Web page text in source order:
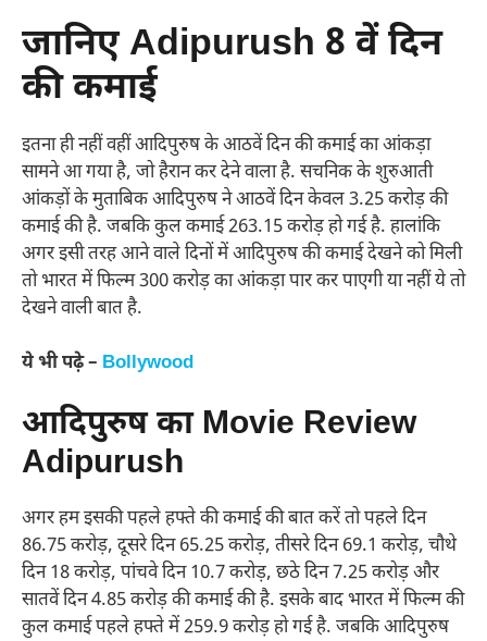
जानिए Adipurush 8 वें दिन
की कमाई
इतना ही नहीं वहीं आदिपुरुष के आठवें दिन की कमाई का आंकड़ा
सामने आ गया है, जो हैरान कर देने वाला है. सचनिक के शुरुआती
आंकड़ों के मुताबिक आदिपुरुष ने आठवें दिन केवल 3.25 करोड़ की
कमाई की है. जबकि कुल कमाई 263.15 करोड़ हो गई है. हालांकि
अगर इसी तरह आने वाले दिनों में आदिपुरुष की कमाई देखने को मिली
तो भारत में फिल्म 300 करोड़ का आंकड़ा पार कर पाएगी या नहीं ये तो
देखने वाली बात है.
ये भी पढ़े – Bollywood
आदिपुरुष का Movie Review
Adipurush
अगर हम इसकी पहले हफ्ते की कमाई की बात करें तो पहले दिन
86.75 करोड़, दूसरे दिन 65.25 करोड़, तीसरे दिन 69.1 करोड़, चौथे
दिन 18 करोड़, पांचवे दिन 10.7 करोड़, छठे दिन 7.25 करोड़ और
सातवें दिन 4.85 करोड़ की कमाई की है. इसके बाद भारत में फिल्म की
कुल कमाई पहले हफ्ते में 259.9 करोड़ हो गई है. जबकि आदिपुरुष